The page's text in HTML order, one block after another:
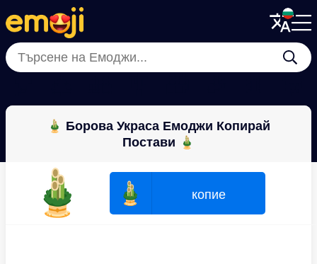
Menu
Close
Menu
Close
🎍 Борова Украса Емоджи Копирай
Постави 🎍
🎍 🎍 копие